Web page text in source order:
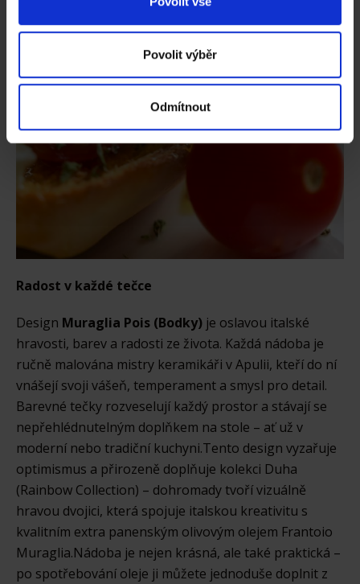
dalšími informacemi, které jste jim poskytli nebo které
získali v důsledku toho, že používáte jejich služby.
Povolit výběr
Odmítnout
Radost v každé tečce
Design Muraglia Pois (Bodky) je oslavou italské
hravosti, barev a radosti ze života. Každá nádoba je
ručně malována mistry keramikáři v Apulii, kteří do ní
vnášejí svoji vášeň, temperament a smysl pro detail.
Barevné tečky rozveselují každý prostor a stávají se
nepřehlédnutelným doplňkem na stole – ať už v
moderní nebo tradiční kuchyni.Tento design vyzařuje
optimismus a přirozeně doplňuje kolekci Duha
(Rainbow Collection) – dohromady tvoří vizuálně
hravou dvojici, která spojuje italskou kreativitu s
kvalitním extra panenským olivovým olejem Frantoio
Muraglia.Nádoba je nejen krásná, ale také praktická –
po spotřebování oleje ji můžete jednoduše doplnit z